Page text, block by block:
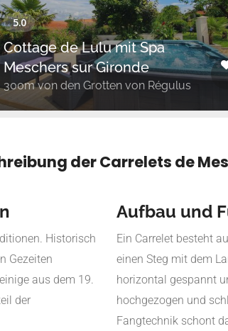
Cottage de Lulu mit Spa
Meschers sur Gironde
300m von den Grotten von Régulus
der Carrelets de
Historisch
Gezeiten
aus dem 19.
der
Aufbau und
Ein Carrelet besteht
einen Steg mit dem
horizontal gespannt
hochgezogen und
Fangtechnik schont